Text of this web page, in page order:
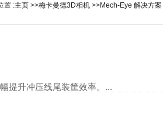
置 :主页 >>梅卡曼德3D相机 >>Mech-Eye 解决方案
提升冲压线尾装筐效率。...